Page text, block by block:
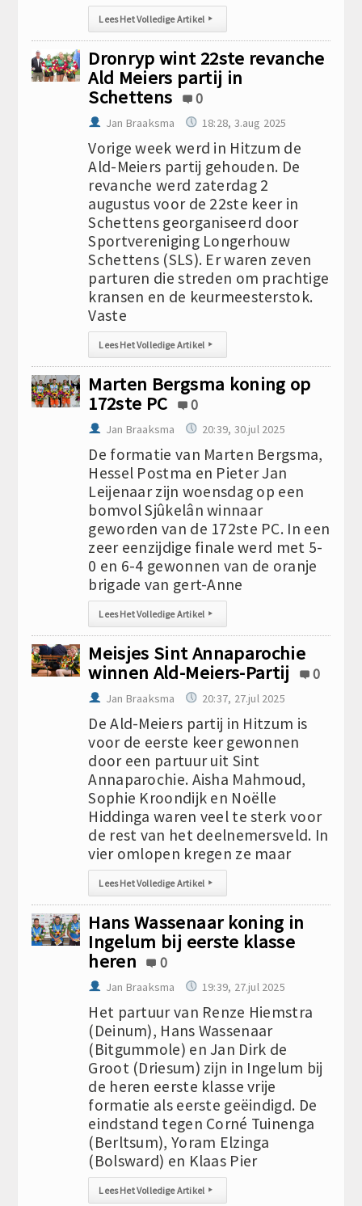
Lees Het Volledige Artikel ▸
Dronryp wint 22ste revanche
Ald Meiers partij in
Schettens
0
Jan Braaksma 18:28, 3.aug 2025
Vorige week werd in Hitzum de
Ald-Meiers partij gehouden. De
revanche werd zaterdag 2
augustus voor de 22ste keer in
Schettens georganiseerd door
Sportvereniging Longerhouw
Schettens (SLS). Er waren zeven
parturen die streden om prachtige
kransen en de keurmeesterstok.
Vaste
Lees Het Volledige Artikel ▸
Marten Bergsma koning op
172ste PC
0
Jan Braaksma 20:39, 30.jul 2025
De formatie van Marten Bergsma,
Hessel Postma en Pieter Jan
Leijenaar zijn woensdag op een
bomvol Sjûkelân winnaar
geworden van de 172ste PC. In een
zeer eenzijdige finale werd met 5-
0 en 6-4 gewonnen van de oranje
brigade van gert-Anne
Lees Het Volledige Artikel ▸
Meisjes Sint Annaparochie
winnen Ald-Meiers-Partij
0
Jan Braaksma 20:37, 27.jul 2025
De Ald-Meiers partij in Hitzum is
voor de eerste keer gewonnen
door een partuur uit Sint
Annaparochie. Aisha Mahmoud,
Sophie Kroondijk en Noëlle
Hiddinga waren veel te sterk voor
de rest van het deelnemersveld. In
vier omlopen kregen ze maar
Lees Het Volledige Artikel ▸
Hans Wassenaar koning in
Ingelum bij eerste klasse
heren
0
Jan Braaksma 19:39, 27.jul 2025
Het partuur van Renze Hiemstra
(Deinum), Hans Wassenaar
(Bitgummole) en Jan Dirk de
Groot (Driesum) zijn in Ingelum bij
de heren eerste klasse vrije
formatie als eerste geëindigd. De
eindstand tegen Corné Tuinenga
(Berltsum), Yoram Elzinga
(Bolsward) en Klaas Pier
Lees Het Volledige Artikel ▸